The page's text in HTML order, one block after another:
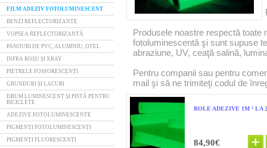
FILM ADEZIV FOTOLUMINESCENT
BENZI REFLECTORIZANTE
VOPSEA REFLECTORIZANTĂ
PANOURI DE PVC, ALUMINIU, OTEL
INFRA ROȘU ȘI XRAY
PIETRELE FOSFORESCENȚI
GRUNDURI ȘI LACURI
DRUM LUMINESCENT ȘI PISTĂ PENTRU
BICICLETE
ADEZIVE FOTOLUMINESCENTE
PIGMENȚI FOTOLUMINESCENȚI
PIGMENȚI FLUORESCENȚI
Produsele noastre respectă toate
fotoluminescentă şi sunt supuse
abraziune, UV, ceaţă salină,
Pentru companii sau pentru
mail şi să ne trimiteţi codul de
ROLE ADEZIVE 1M ² LA
84,90€